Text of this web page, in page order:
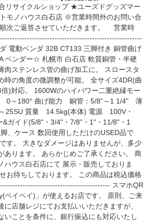
リサイクルショップ ★ユーズドグッズマー
モノハウス白石店 ※営業時間外のお問い合
次ご返答させていただきます。 営業時
電動ベンダ 32B CT133 三脚付き 銅管曲げ
ベンダー☆ 札幌市 白石店 軟質銅管・半硬
肉ステンレス管の曲げ加工に。 スロースタ
時の角度の微調整が可能。 全サイズ4DR(曲
)対応。 1600Wのハイパワー二重絶縁モー
0～180° 曲げ能力 銅管：5/8"～1 1/4" 薄
25SU 質量 14.5kg(本体) 電源 100V・
&ガイド(5/8"・3/4"・7/8"・1"・11/8"・1
、ケース 数回使用しただけのUSED品で
す。 大きなダメージはありませんが、多少
あります。 あらかじめご了承ください。 商
ハウス白石店にて 展示・販売しておりま
お待ちしております。 この商品は税込価格
スマホQR
ペイペイ)」が使えるお店です。 原則、ご来
に店舗レジにてお支払いいただきますが、
いことを条件に、銀行振込にも対応いたし